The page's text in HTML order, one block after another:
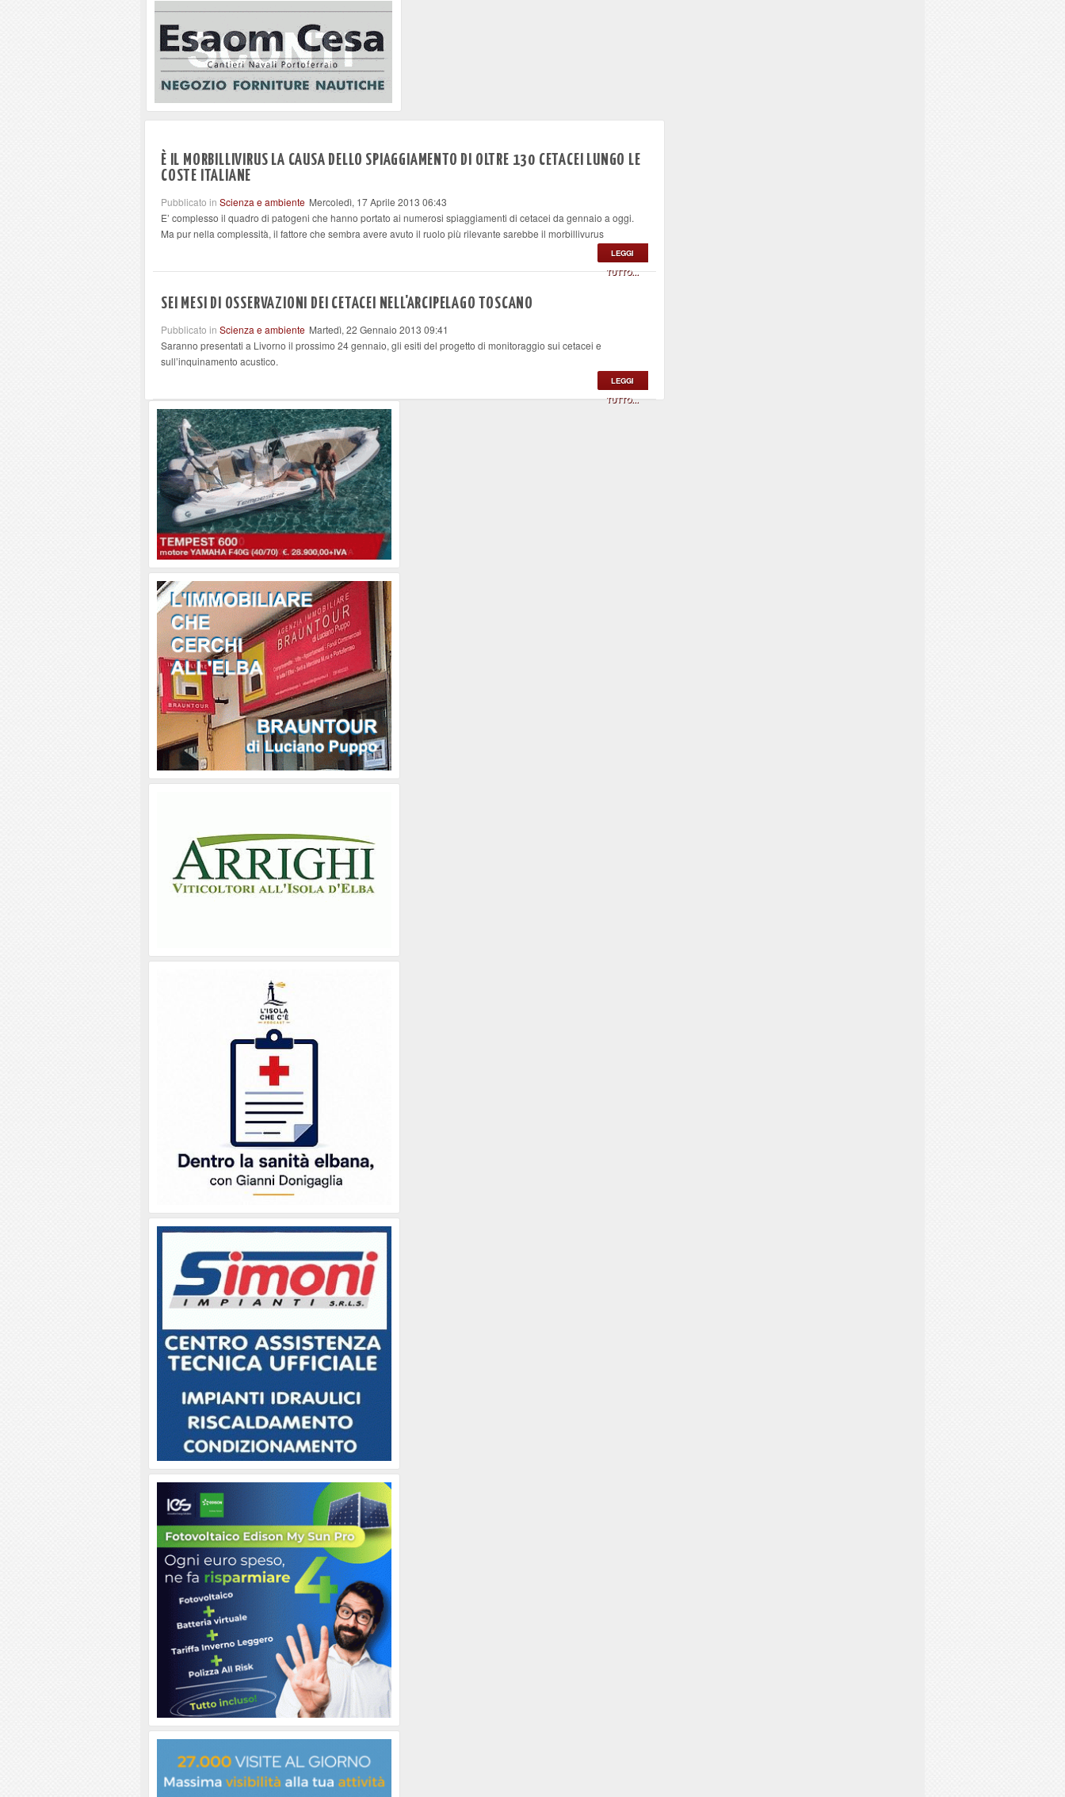
È IL MORBILLIVIRUS LA CAUSA DELLO SPIAGGIAMENTO DI OLTRE 130 CETACEI LUNGO LE
COSTE ITALIANE
Pubblicato in Scienza e ambiente Mercoledì, 17 Aprile 2013 06:43
E’ complesso il quadro di patogeni che hanno portato ai numerosi spiaggiamenti di cetacei da gennaio a oggi.
Ma pur nella complessità, il fattore che sembra avere avuto il ruolo più rilevante sarebbe il morbillivurus
LEGGI
TUTTO...
SEI MESI DI OSSERVAZIONI DEI CETACEI NELL'ARCIPELAGO TOSCANO
Pubblicato in Scienza e ambiente Martedì, 22 Gennaio 2013 09:41
Saranno presentati a Livorno il prossimo 24 gennaio, gli esiti del progetto di monitoraggio sui cetacei e
sull’inquinamento acustico.
LEGGI
TUTTO...